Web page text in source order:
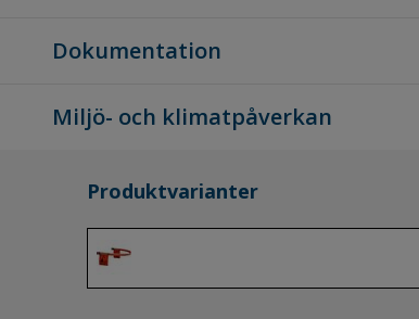
Dokumentation
Miljö- och klimatpåverkan
Produktvarianter